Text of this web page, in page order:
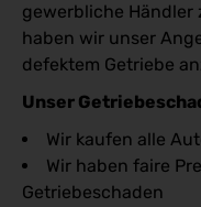
gewerbliche Händler
haben wir unser
defektem Getriebe
Unser
Wir kaufen alle
Wir haben faire
Getriebeschaden